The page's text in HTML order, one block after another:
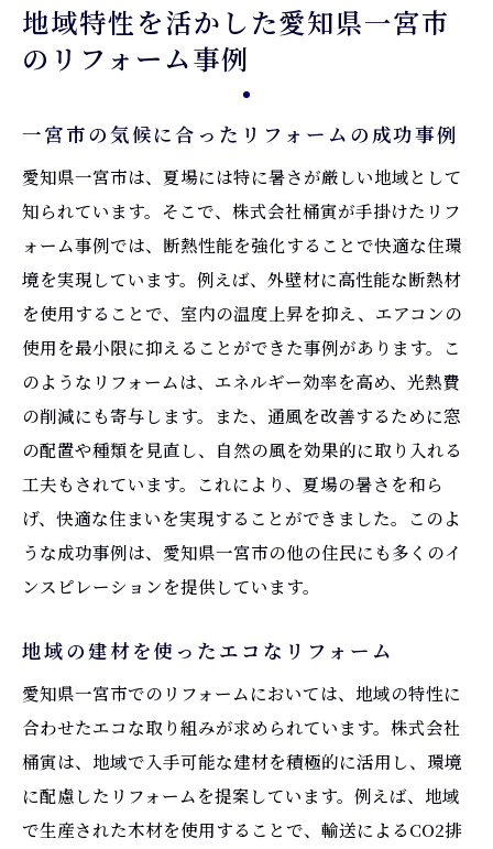
地域特性を活かした愛知県一宮市
のリフォーム事例
一宮市の気候に合ったリフォームの成功事例
愛知県一宮市は、夏場には特に暑さが厳しい地域として
知られています。そこで、株式会社桶寅が手掛けたリフ
ォーム事例では、断熱性能を強化することで快適な住環
境を実現しています。例えば、外壁材に高性能な断熱材
を使用することで、室内の温度上昇を抑え、エアコンの
使用を最小限に抑えることができた事例があります。こ
のようなリフォームは、エネルギー効率を高め、光熱費
の削減にも寄与します。また、通風を改善するために窓
の配置や種類を見直し、自然の風を効果的に取り入れる
工夫もされています。これにより、夏場の暑さを和ら
げ、快適な住まいを実現することができました。このよ
うな成功事例は、愛知県一宮市の他の住民にも多くのイ
ンスピレーションを提供しています。
地域の建材を使ったエコなリフォーム
愛知県一宮市でのリフォームにおいては、地域の特性に
合わせたエコな取り組みが求められています。株式会社
桶寅は、地域で入手可能な建材を積極的に活用し、環境
に配慮したリフォームを提案しています。例えば、地域
で生産された木材を使用することで、輸送によるCO2排